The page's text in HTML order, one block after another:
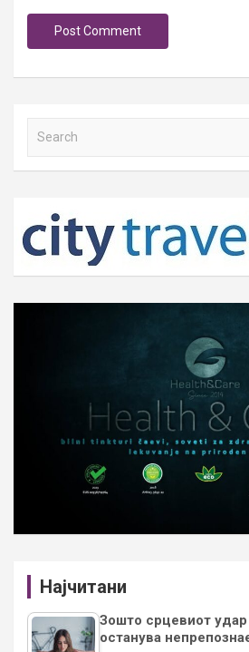
h
Најчитани
Зошто срцевиот удар
останува